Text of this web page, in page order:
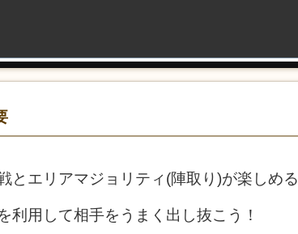
とエリアマジョリティ(陣取り)が楽しめる
利用して相手をうまく出し抜こう！